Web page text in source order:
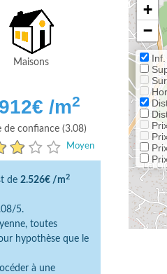
Maisons
€ /m2
de confiance (3.08)
Moyen
de 2.526€ /m2
5.
toutes
hypothèse que le
à une
+
−